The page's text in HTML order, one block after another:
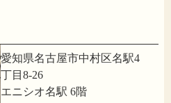
愛知県名古屋市中村区名駅4
丁目8-26
エニシオ名駅 6階